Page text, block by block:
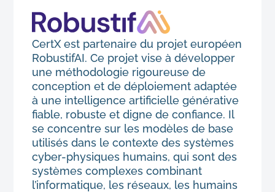
CertX est partenaire du projet européen
RobustifAI. Ce projet vise à développer
une méthodologie rigoureuse de
conception et de déploiement adaptée
à une intelligence artificielle générative
fiable, robuste et digne de confiance. Il
se concentre sur les modèles de base
utilisés dans le contexte des systèmes
cyber-physiques humains, qui sont des
systèmes complexes combinant
l’informatique, les réseaux, les humains